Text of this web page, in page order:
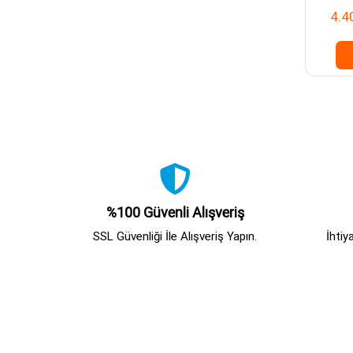
%100 Güvenli Alışveriş
SSL Güvenliği İle Alışveriş Yapın.